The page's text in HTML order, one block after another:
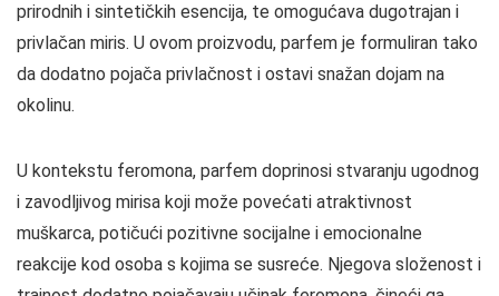
prirodnih i sintetičkih esencija, te omogućava dugotrajan i
privlačan miris. U ovom proizvodu, parfem je formuliran tako
da dodatno pojača privlačnost i ostavi snažan dojam na
okolinu.
U kontekstu feromona, parfem doprinosi stvaranju ugodnog
i zavodljivog mirisa koji može povećati atraktivnost
muškarca, potičući pozitivne socijalne i emocionalne
reakcije kod osoba s kojima se susreće. Njegova složenost i